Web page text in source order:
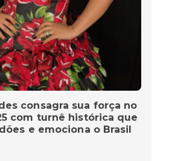
consagra sua força no
com turnê histórica que
e emociona o Brasil